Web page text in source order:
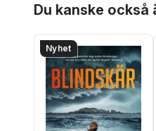
Du kanske
Nyhet